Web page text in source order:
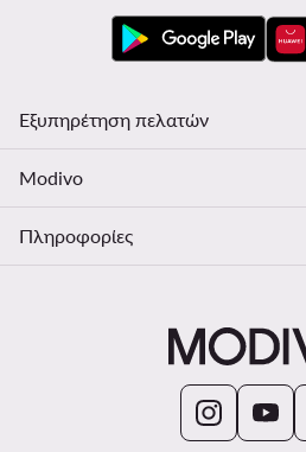
Εξυπηρέτηση πελατών
Modivo
Πληροφορίες